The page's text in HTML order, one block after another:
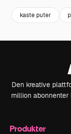
kaste puter
Den kreative
million abonnenter
Produkter